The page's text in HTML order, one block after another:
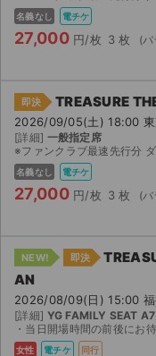
名義なし 電チケ
27,000 円/枚 3 枚
即決 TREASURE
2026/09/05(土) 18:00 東
[詳細] 一般指定席
※ファンクラブ最速先行分 ダウンロード期間になりましたら、取引連絡へチケ
名義なし 電チケ
27,000 円/枚 3 枚
NEW! 即決
AN
2026/08/09(日) 15:00 福
[詳細] YG FAMILY SEAT
・当日開場時間の前後にお待ち合わせをし当方の端末を使用して同時入場い
女性 電チケ 同行